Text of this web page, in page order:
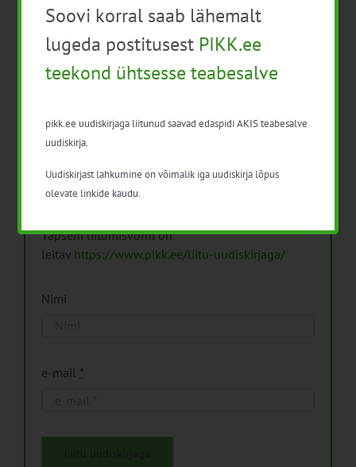
Pikk.ee uudiskirjaga liitumine.
Isikuandmeid töötleme vastavalt
Isikuandmete
Täpsem liitumisvorm on
leitav https://www.pikk.ee/liitu-uudiskirjaga/
Nimi
e-mail *
Soovi korral saab lähemalt
lugeda postitusest PIKK.ee
teekond ühtsesse teabesalve
pikk.ee uudiskirjaga liitunud saavad edaspidi AKIS teabesalve
uudiskirja.
Uudiskirjast lahkumine on võimalik iga uudiskirja lõpus
olevate linkide kaudu.